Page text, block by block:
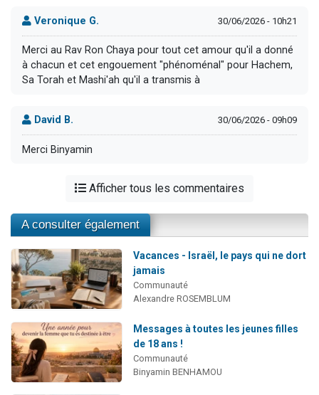
Veronique G. 30/06/2026 - 10h21
Merci au Rav Ron Chaya pour tout cet amour qu'il a donné
à chacun et cet engouement "phénoménal" pour Hachem,
Sa Torah et Mashi'ah qu'il a transmis à
David B. 30/06/2026 - 09h09
Merci Binyamin
Afficher tous les commentaires
A consulter également
Vacances - Israël, le pays qui ne dort
jamais
Communauté
Alexandre ROSEMBLUM
Messages à toutes les jeunes filles
de 18 ans !
Communauté
Binyamin BENHAMOU